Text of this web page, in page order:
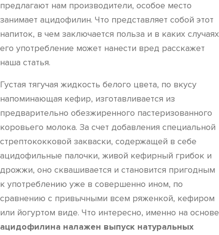
предлагают нам производители, особое место
занимает ацидофилин. Что представляет собой этот
напиток, в чем заключается польза и в каких случаях
его употребление может нанести вред расскажет
наша статья.
Густая тягучая жидкость белого цвета, по вкусу
напоминающая кефир, изготавливается из
предварительно обезжиренного пастеризованного
коровьего молока. За счет добавления специальной
стрептококковой закваски, содержащей в себе
ацидофильные палочки, живой кефирный грибок и
дрожжи, оно сквашивается и становится пригодным
к употреблению уже в совершенно ином, по
сравнению с привычными всем ряженкой, кефиром
или йогуртом виде. Что интересно, именно на основе
ацидофилина налажен выпуск натуральных